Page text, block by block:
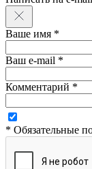
Ваше имя *
Ваш e-mail *
Комментарий *
* Обязательные